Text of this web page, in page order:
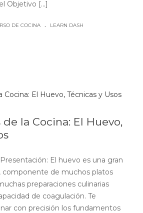
Objetivo [...]
DE COCINA . LEARN DASH
la Cocina: El Huevo,
El huevo es una gran
de muchos platos
preparaciones culinarias
de coagulación. Te
con precisión los fundamentos